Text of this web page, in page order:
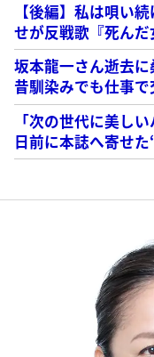
【後編】私は唄い
せが反戦歌『死ん
坂本龍一さん逝去
昔馴染みでも仕事
「次の世代に美し
日前に本誌へ寄せ